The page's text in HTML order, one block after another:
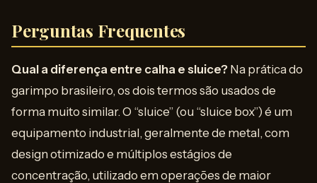
Perguntas Frequentes
Qual a diferença entre calha e sluice? Na prática do
garimpo brasileiro, os dois termos são usados de
forma muito similar. O “sluice” (ou “sluice box”) é um
equipamento industrial, geralmente de metal, com
design otimizado e múltiplos estágios de
concentração, utilizado em operações de maior